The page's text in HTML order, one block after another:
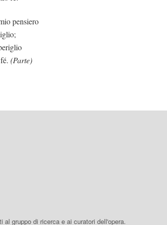
pensiero
(Parte)
gruppo di ricerca e ai curatori dell'opera.